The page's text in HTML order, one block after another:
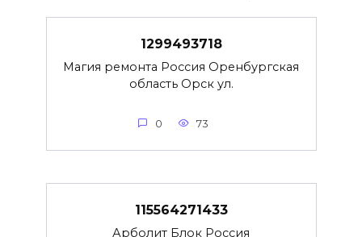
1299493718
Магия ремонта Россия Оренбургская
область Орск ул.
0 73
115564271433
Арболит Блок Россия